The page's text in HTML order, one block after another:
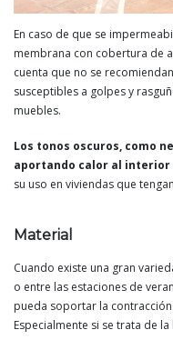
En caso de que se
membrana con cobertura de
cuenta que no se
susceptibles a golpes y
muebles.
Los tonos oscuros, como
aportando calor al interior
su uso en viviendas que
Material
Cuando existe una gran
o entre las estaciones de
pueda soportar la
Especialmente si se trata de la